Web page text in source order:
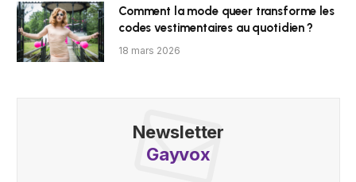
Comment la mode queer transforme les
codes vestimentaires au quotidien ?
18 mars 2026
Newsletter
Gayvox